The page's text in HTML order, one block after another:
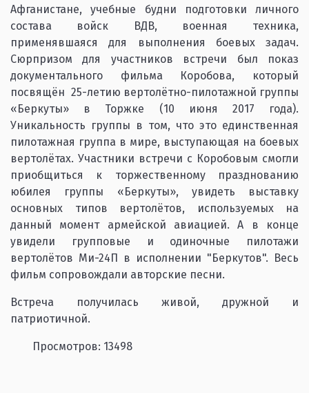
Афганистане, учебные будни подготовки личного
состава войск ВДВ, военная техника,
применявшаяся для выполнения боевых задач.
Сюрпризом для участников встречи был показ
документального фильма Коробова, который
посвящён 25-летию вертолётно-пилотажной группы
«Беркуты» в Торжке (10 июня 2017 года).
Уникальность группы в том, что это единственная
пилотажная группа в мире, выступающая на боевых
вертолётах. Участники встречи с Коробовым смогли
приобщиться к торжественному празднованию
юбилея группы «Беркуты», увидеть выставку
основных типов вертолётов, используемых на
данный момент армейской авиацией. А в конце
увидели групповые и одиночные пилотажи
вертолётов Ми-24П в исполнении "Беркутов". Весь
фильм сопровождали авторские песни.
Встреча получилась живой, дружной и
патриотичной.
Просмотров: 13498